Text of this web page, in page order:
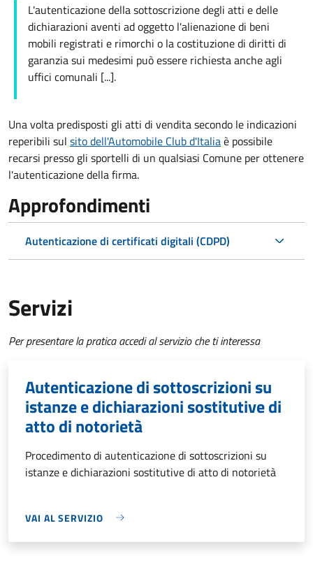
L'autenticazione della sottoscrizione degli atti e delle
dichiarazioni aventi ad oggetto l'alienazione di beni
mobili registrati e rimorchi o la costituzione di diritti di
garanzia sui medesimi può essere richiesta anche agli
uffici comunali [...].
Una volta predisposti gli atti di vendita secondo le indicazioni
reperibili sul sito dell'Automobile Club d'Italiaè possibile
recarsi presso gli sportelli di un qualsiasi Comune per ottenere
l'autenticazione della firma.
Approfondimenti
Autenticazione di certificati digitali (CDPD)
Servizi
Per presentare la pratica accedi al servizio che ti interessa
Autenticazione di sottoscrizioni su
istanze e dichiarazioni sostitutive di
atto di notorietà
Procedimento di autenticazione di sottoscrizioni su
istanze e dichiarazioni sostitutive di atto di notorietà
VAI AL SERVIZIO